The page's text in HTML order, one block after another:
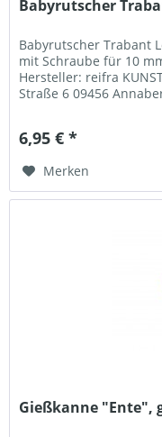
Babyrutscher
Babyrutscher Trabant
mit Schraube für 10
Hersteller: reifra
Straße 6 09456
6,95 € *
Merken
Gießkanne "Ente",